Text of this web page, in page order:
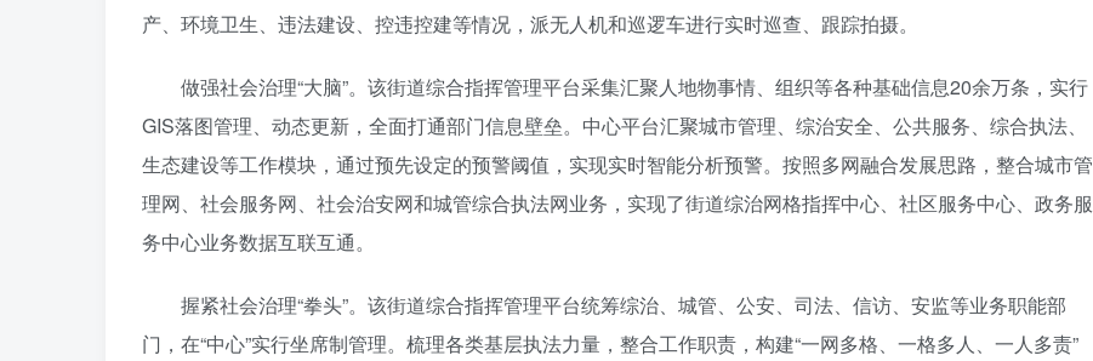
产、环境卫生、违法建设、控违控建等情况，派无人机和巡逻车进行实时巡查、跟踪拍摄。
做强社会治理“大脑”。该街道综合指挥管理平台采集汇聚人地物事情、组织等各种基础信息20余万条，实行
GIS落图管理、动态更新，全面打通部门信息壁垒。中心平台汇聚城市管理、综治安全、公共服务、综合执法、
生态建设等工作模块，通过预先设定的预警阈值，实现实时智能分析预警。按照多网融合发展思路，整合城市管
理网、社会服务网、社会治安网和城管综合执法网业务，实现了街道综治网格指挥中心、社区服务中心、政务服
务中心业务数据互联互通。
握紧社会治理“拳头”。该街道综合指挥管理平台统筹综治、城管、公安、司法、信访、安监等业务职能部
门，在“中心”实行坐席制管理。梳理各类基层执法力量，整合工作职责，构建“一网多格、一格多人、一人多责”